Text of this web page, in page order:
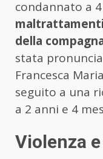
condannato a
della
stata
Francesca
seguito a una
a 2 anni e 4
Violenza